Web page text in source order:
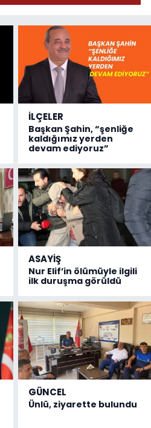
İLÇELER
Başkan Şahin, “şenliğe
kaldığımız yerden
devam ediyoruz”
ASAYİŞ
Nur Elif’in ölümüyle ilgili
ilk duruşma görüldü
GÜNCEL
Ünlü, ziyarette bulundu